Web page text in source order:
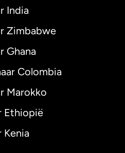
India
Zimbabwe
Ghana
Colombia
Marokko
Ethiopië
Kenia